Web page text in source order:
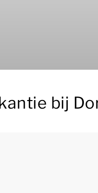
bij